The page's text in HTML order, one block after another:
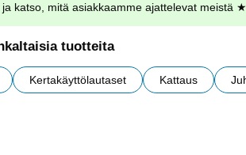
ja katso, mitä asiakkaamme ajattelevat
tuotteita
Kertakäyttölautaset Kattaus